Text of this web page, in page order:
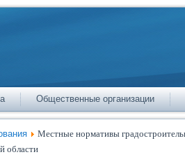
Общественные организации
Местные нормативы
области